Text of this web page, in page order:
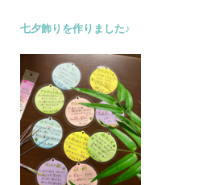
七夕飾りを作りました♪